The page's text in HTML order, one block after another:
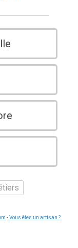
-Vous êtes un artisan ?